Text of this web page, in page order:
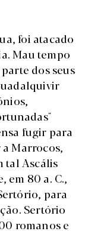
foi atacado
Mau tempo
dos seus
fugir para
Marrocos,
tal Ascális
em 80 a. C.,
para
Sertório
romanos e